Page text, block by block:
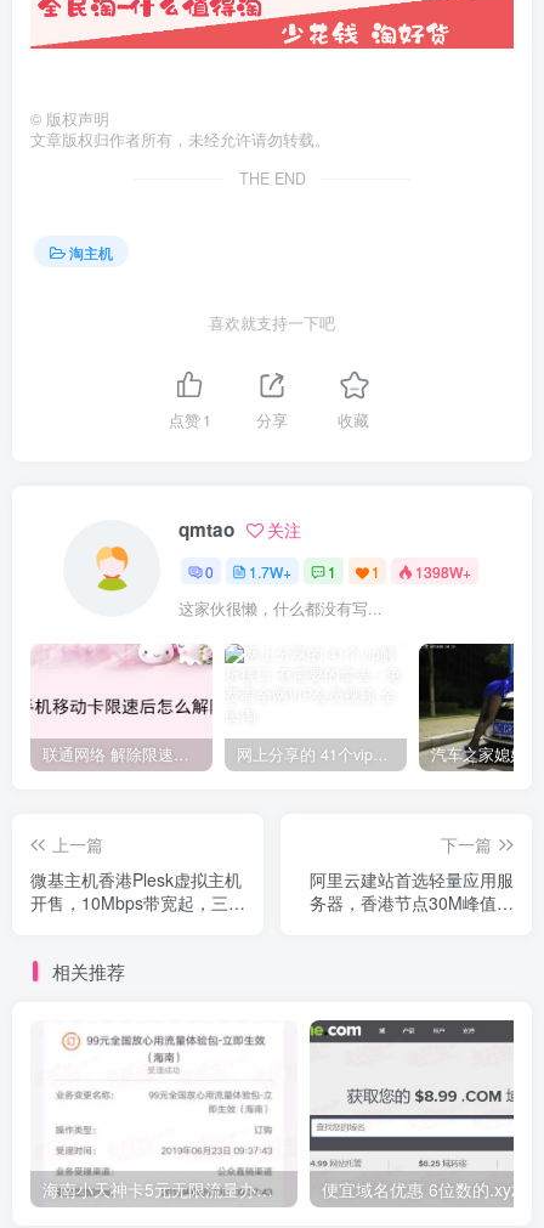
© 版权声明
文章版权归作者所有，未经允许请勿转载。
THE END
淘主机
喜欢就支持一下吧
点赞1 分享 收藏
qmtao 关注
0 1.7W+ 1 1 1398W+
这家伙很懒，什么都没有写...
联通网络 解除限速方法参考！畅享、畅玩、老白干等及其它地区自测了 网上分享的 41个vip解析接口 有需要的拿去~ 免费看全网VIP会员视频
上一篇
微基主机香港Plesk虚拟主机
开售，10Mbps带宽起，三网
下一篇
阿里云建站首选轻量应用服
务器，香港节点30M峰值带
相关推荐
海南小天神卡5元无限流量办理的方法，5元流量不限量自行车来了